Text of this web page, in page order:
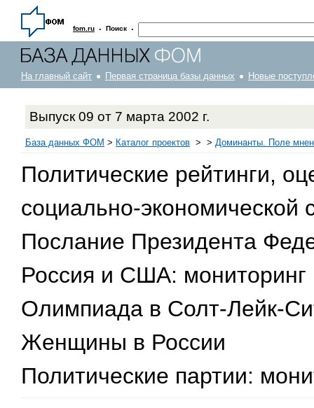
fom.ru · Поиск ·
На главный сайт Первая страница базы данных Новые
Выпуск 09 от 7 марта 2002 г.
База данных ФОМ > Каталог проектов > > Доминанты. Поле
Политические рейтинги,
социально-экономической
Послание Президента
Россия и США: мониторинг
Олимпиада в Солт-Лейк-
Женщины в России
Политические партии: